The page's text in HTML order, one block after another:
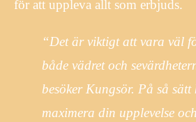
för att uppleva allt som erbjuds.
“Det är viktigt att vara väl
både vädret och
besöker Kungsör. På så sätt
maximera din upplevelse